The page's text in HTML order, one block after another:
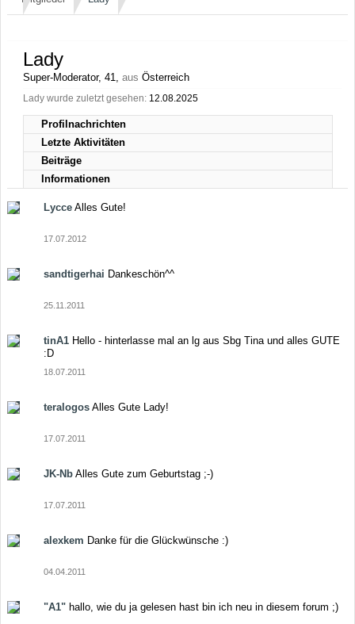
Lady
Super-Moderator, 41, aus Österreich
Lady wurde zuletzt gesehen: 12.08.2025
Profilnachrichten
Letzte Aktivitäten
Beiträge
Informationen
Lycce Alles Gute!
17.07.2012
sandtigerhai Dankeschön^^
25.11.2011
tinA1 Hello - hinterlasse mal an lg aus Sbg Tina und alles GUTE
:D
18.07.2011
teralogos Alles Gute Lady!
17.07.2011
JK-Nb Alles Gute zum Geburtstag ;-)
17.07.2011
alexkem Danke für die Glückwünsche :)
04.04.2011
"A1" hallo, wie du ja gelesen hast bin ich neu in diesem forum ;)